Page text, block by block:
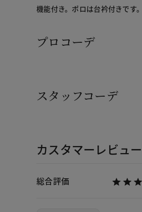
機能付き。ポロは台衿付きです。
プロコーデ
スタッフコーデ
カスタマーレビュー
総合評価